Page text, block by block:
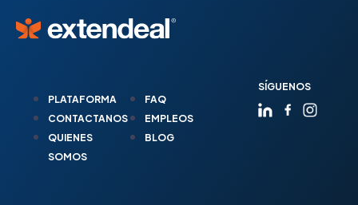
PLATAFORMA
CONTACTANOS
QUIENES
SOMOS
FAQ
EMPLEOS
BLOG
SÍGUENOS